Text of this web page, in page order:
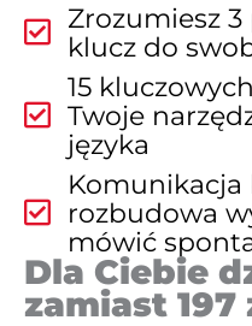
Zrozumiesz
klucz do
15
Twoje
języka
Komunikacja
rozbudowa
mówić
Dla Ciebie
zamiast 197